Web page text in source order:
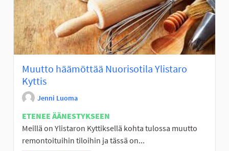
Muutto häämöttää Nuorisotila Ylistaro
Kyttis
Jenni Luoma
ETENEE ÄÄNESTYKSEEN
Meillä on Ylistaron Kyttiksellä kohta tulossa muutto
remontoituihin tiloihin ja tässä on...